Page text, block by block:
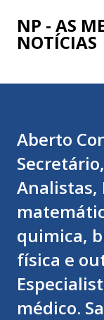
NP - AS
NOTÍCIAS
Aberto
Analistas,
quimica,
física e
médico.